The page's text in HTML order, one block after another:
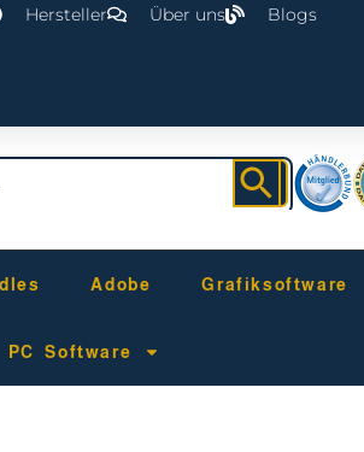
Hersteller Über uns Blogs
Adobe Grafiksoftware
PC Software